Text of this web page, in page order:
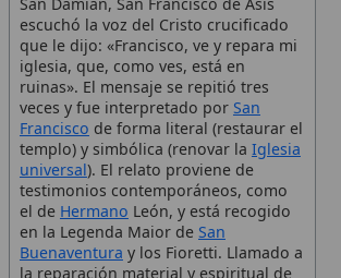
Franciscode forma literal (restaurar el
templo) y simbólica (renovar laIglesia
universal ). El relato proviene de
testimonios contemporáneos, como
el deHermanoLeón, y está recogido
en la Legenda Maior deSan
Buenaventuray los Fioretti. Llamado a
la reparación material y espiritual de
la Iglesia, precursor de la fundación
de la Orden de los Frailes Menores.
1205-1206
Principios del siglo XIII, durante la
conversiónespiritual de San Francisco
y la decadencia de iglesias rurales en